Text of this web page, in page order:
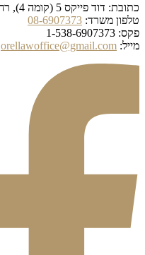
כתובת: דוד פייקס 5 (קומה 4), רחובות
טלפון משרד: 08-6907373
פקס: 1-538-6907373
מייל: orellawoffice@gmail.com